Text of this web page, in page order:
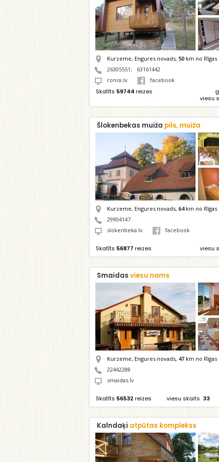
Kurzeme, Engures novads, 50 km no Rīgas
26305551 ;
63161442
ronisi.lv
facebook
Skatīts 59744 reizes
viesu
Šlokenbekas muiža pils, muiža
Kurzeme, Engures novads, 64km no Rīgas
29904147
slokenbeka.lv
facebook
Skatīts 56877 reizes viesu
Smaidas viesu nams
Kurzeme, Engures novads, 47 km no Rīgas
22442288
smaidas.lv
Skatīts 56532 reizes viesu skaits 33
Kalndaķi atpūtas komplekss